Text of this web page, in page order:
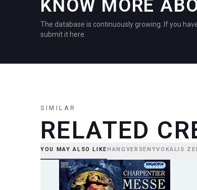
KNOW MORE
The database is continuously growing. If you
submit it here.
SIMILAR
RELATED
YOU MAY ALSO LIKEHANGVERSENYVOKÁLIS